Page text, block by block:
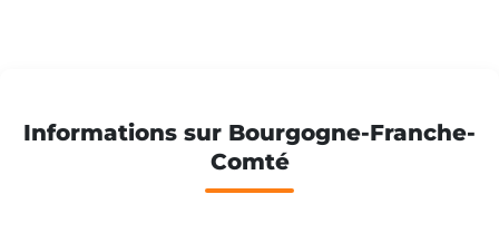
Monte escalier Varennes-Vauzelles
Informations sur Bourgogne-Franche-
Comté